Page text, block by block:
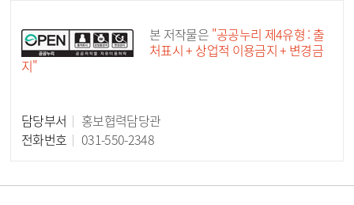
본 저작물은 "공공누리 제4유형 : 출
처표시 + 상업적 이용금지 + 변경금
지"
담당부서
홍보협력담당관
전화번호
031-550-2348